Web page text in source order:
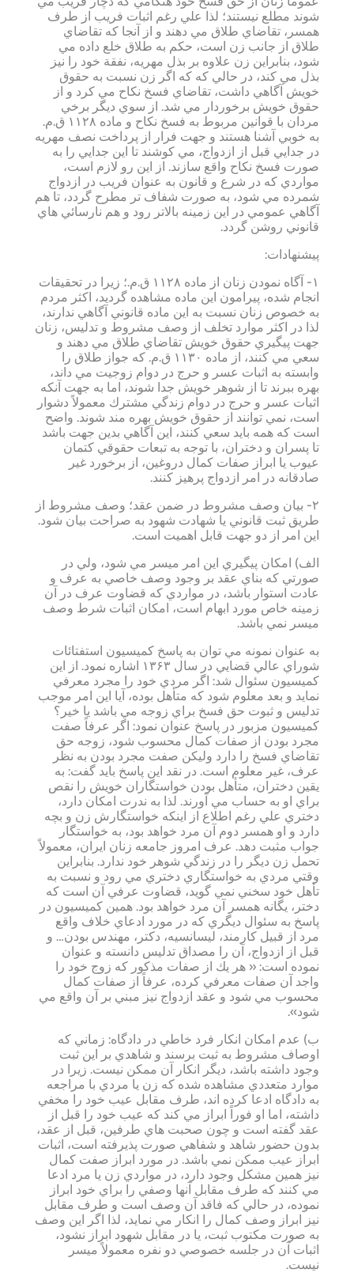
شوند مطلع نيستند؛ لذا علي رغم اثبات فريب از طرف
همسر، تقاضاي طلاق مي دهند و از آنجا كه تقاضاي
طلاق از جانب زن است، حكم به طلاق خلع داده مي
شود، بنابراين زن علاوه بر بذل مهريه، نفقة خود را نيز
بذل مي كند، در حالي كه كه اگر زن نسبت به حقوق
خويش آگاهي داشت، تقاضاي فسخ نكاح مي كرد و از
حقوق خويش برخوردار مي شد. از سوي ديگر برخي
مردان با قوانين مربوط به فسخ نكاح و ماده ۱۱۲۸ ق.م.
به خوبي آشنا هستند و جهت فرار از پرداخت نصف مهريه
در جدايي قبل از ازدواج، مي كوشند تا اين جدايي را به
صورت فسخ نكاح واقع سازند. از اين رو لازم است،
مواردي كه در شرع و قانون به عنوان فريب در ازدواج
شمرده مي شود، به صورت شفاف تر مطرح گردد، تا هم
آگاهي عمومي در اين زمينه بالاتر رود و هم نارسائي هاي
قانوني روشن گردد.
پيشنهادات:
۱- آگاه نمودن زنان از ماده ۱۱۲۸ ق.م.؛ زيرا در تحقيقات
انجام شده، پيرامون اين ماده مشاهده گرديد، اكثر مردم
به خصوص زنان نسبت به اين ماده قانوني آگاهي ندارند،
لذا در اكثر موارد تخلف از وصف مشروط و تدليس، زنان
جهت پيگيري حقوق خويش تقاضاي طلاق مي دهند و
سعي مي كنند، از ماده ۱۱۳۰ ق.م. كه جواز طلاق را
وابسته به اثبات عسر و حرج در دوام زوجيت مي داند،
بهره ببرند تا از شوهر خويش جدا شوند، اما به جهت آنكه
اثبات عسر و حرج در دوام زندگي مشترك معمولاً دشوار
است، نمي توانند از حقوق خويش بهره مند شوند. واضح
است كه همه بايد سعي كنند، اين آگاهي بدين جهت باشد
تا پسران و دختران، با توجه به تبعات حقوقي كتمان
عيوب يا ابراز صفات كمال دروغين، از برخورد غير
صادقانه در امر ازدواج پرهيز كنند.
۲- بيان وصف مشروط در ضمن عقد؛ وصف مشروط از
طريق ثبت قانوني يا شهادت شهود به صراحت بيان شود.
اين امر از دو جهت قابل اهميت است.
الف) امكان پيگيري اين امر ميسر مي شود، ولي در
صورتي كه بناي عقد بر وجود وصف خاصي به عرف و
عادت استوار باشد، در مواردي كه قضاوت عرف در آن
زمينه خاص مورد ابهام است، امكان اثبات شرط وصف
ميسر نمي باشد.
به عنوان نمونه مي توان به پاسخ كميسيون استفتائات
شوراي عالي قضايي در سال ۱۳۶۳ اشاره نمود. از اين
كميسيون سئوال شد: اگر مردي خود را مجرد معرفي
نمايد و بعد معلوم شود كه متأهل بوده، آيا اين امر موجب
تدليس و ثبوت حق فسخ براي زوجه مي باشد يا خير؟
كميسيون مزبور در پاسخ عنوان نمود: اگر عرفاً صفت
مجرد بودن از صفات كمال محسوب شود، زوجه حق
تقاضاي فسخ را دارد وليكن صفت مجرد بودن به نظر
عرف، غير معلوم است. در نقد اين پاسخ بايد گفت: به
يقين دختران، متأهل بودن خواستگاران خويش را نقص
براي او به حساب مي آورند. لذا به ندرت امكان دارد،
دختري علي رغم اطلاع از اينكه خواستگارش زن و بچه
دارد و او همسر دوم آن مرد خواهد بود، به خواستگار
جواب مثبت دهد. عرف امروز جامعه زنان ايران، معمولاً
تحمل زن ديگر را در زندگي شوهر خود ندارد. بنابراين
وقتي مردي به خواستگاري دختري مي رود و نسبت به
تأهل خود سخني نمي گويد، قضاوت عرفي آن است كه
دختر، يگانه همسر آن مرد خواهد بود. همين كميسيون در
پاسخ به سئوال ديگري كه در مورد ادعاي خلاف واقع
مرد از قبيل كارمند، ليسانسيه، دكتر، مهندس بودن… و
قبل از ازدواج، آن را مصداق تدليس دانسته و عنوان
نموده است: « هر يك از صفات مذكور كه زوج خود را
واجد آن صفات معرفي كرده، عرفاً از صفات كمال
محسوب مي شود و عقد ازدواج نيز مبني بر آن واقع مي
شود».
ب) عدم امكان انكار فرد خاطي در دادگاه: زماني كه
اوصاف مشروط به ثبت برسند و شاهدي بر اين ثبت
وجود داشته باشد، ديگر انكار آن ممكن نيست. زيرا در
موارد متعددي مشاهده شده كه زن يا مردي با مراجعه
به دادگاه ادعا كرده اند، طرف مقابل عيب خود را مخفي
داشته، اما او فوراً ابراز مي كند كه عيب خود را قبل از
عقد گفته است و چون صحبت هاي طرفين، قبل از عقد،
بدون حضور شاهد و شفاهي صورت پذيرفته است، اثبات
ابراز عيب ممكن نمي باشد. در مورد ابراز صفت كمال
نيز همين مشكل وجود دارد، در مواردي زن يا مرد ادعا
مي كنند كه طرف مقابل آنها وصفي را براي خود ابراز
نموده، در حالي كه فاقد آن وصف است و طرف مقابل
نيز ابراز وصف كمال را انكار مي نمايد، لذا اگر اين وصف
به صورت مكتوب ثبت، يا در مقابل شهود ابراز نشود،
اثبات آن در جلسه خصوصي دو نفره معمولاً ميسر
نيست.